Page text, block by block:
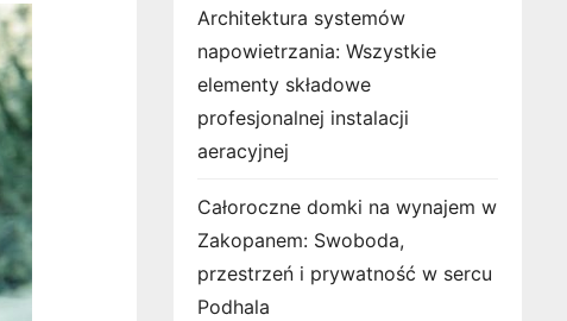
Architektura systemów
napowietrzania: Wszystkie
elementy składowe
profesjonalnej instalacji
aeracyjnej
Całoroczne domki na wynajem w
Zakopanem: Swoboda,
przestrzeń i prywatność w sercu
Podhala